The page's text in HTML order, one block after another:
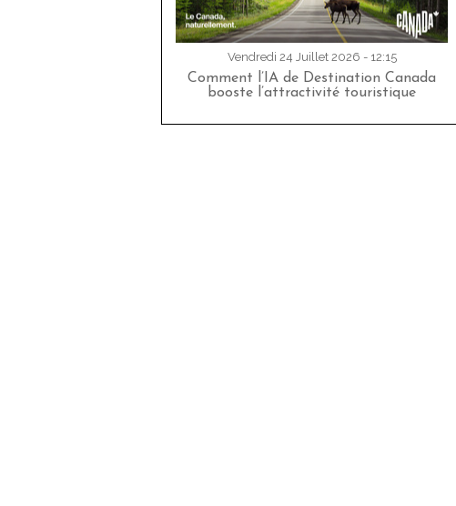
Vendredi 24 Juillet 2026 - 12:15
Comment l’IA de Destination Canada
booste l’attractivité touristique